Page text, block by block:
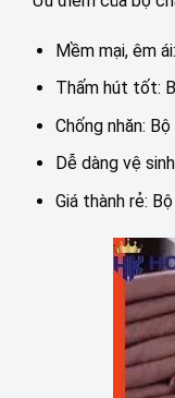
Mềm mại, êm
Thấm hút tốt:
Chống nhăn:
Dễ dàng vệ
Giá thành rẻ: